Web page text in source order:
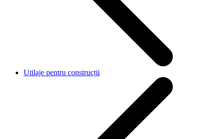
Utilaje pentru construcții